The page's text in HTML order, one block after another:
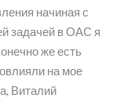
начиная с
задачей в ОАС я
же есть
на мое
Виталий